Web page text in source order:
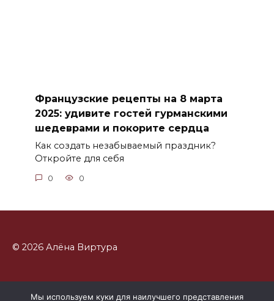
Французские рецепты на 8 марта
2025: удивите гостей гурманскими
шедеврами и покорите сердца
Как создать незабываемый праздник?
Откройте для себя
0 0
© 2026 Алёна Виртура
Мы используем куки для наилучшего представления